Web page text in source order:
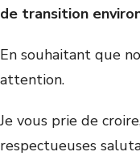
de transition
En souhaitant que
attention.
Je vous prie de
respectueuses